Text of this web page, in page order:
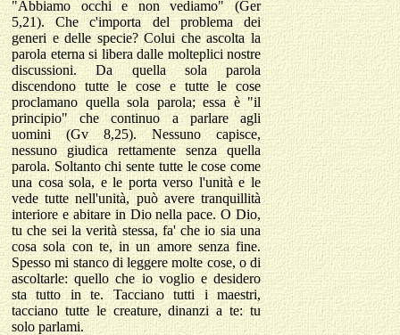
"Abbiamo occhi e non vediamo" (Ger
5,21). Che c'importa del problema dei
generi e delle specie? Colui che ascolta la
parola eterna si libera dalle molteplici nostre
discussioni. Da quella sola parola
discendono tutte le cose e tutte le cose
proclamano quella sola parola; essa è "il
principio" che continuo a parlare agli
uomini (Gv 8,25). Nessuno capisce,
nessuno giudica rettamente senza quella
parola. Soltanto chi sente tutte le cose come
una cosa sola, e le porta verso l'unità e le
vede tutte nell'unità, può avere tranquillità
interiore e abitare in Dio nella pace. O Dio,
tu che sei la verità stessa, fa' che io sia una
cosa sola con te, in un amore senza fine.
Spesso mi stanco di leggere molte cose, o di
ascoltarle: quello che io voglio e desidero
sta tutto in te. Tacciano tutti i maestri,
tacciano tutte le creature, dinanzi a te: tu
solo parlami.